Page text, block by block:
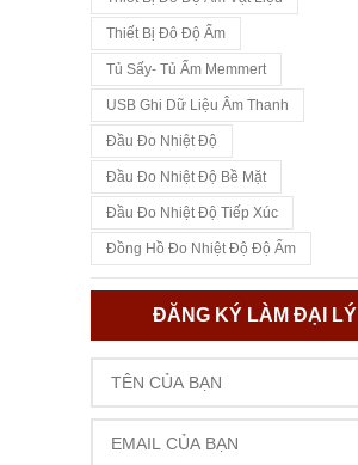
Thiết Bị Đô Độ Ẩm
Tủ Sấy- Tủ Ấm Memmert
USB Ghi Dữ Liệu Âm Thanh
Đầu Đo Nhiệt Độ
Đầu Đo Nhiệt Độ Bề Mặt
Đầu Đo Nhiệt Độ Tiếp Xúc
Đồng Hồ Đo Nhiệt Độ Độ Ẩm
ĐĂNG KÝ LÀM ĐẠI LÝ